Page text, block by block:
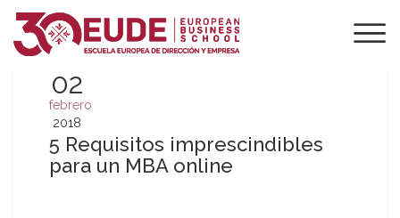
02
febrero
2018
5 Requisitos imprescindibles
para un MBA online